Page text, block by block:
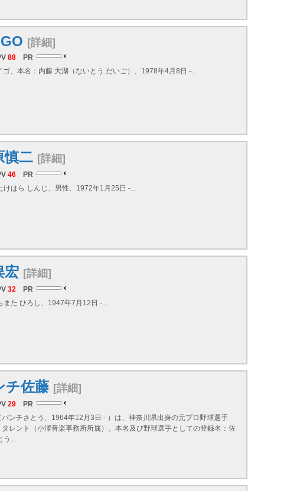
[詳細]
88
PR
ゴ、本名：内藤 大湖（ないとう だいご）、1978年4月8日 -...
慎二 [詳細]
46
PR
けはら しんじ、男性、1972年1月25日 -...
宏 [詳細]
32
PR
また ひろし、1947年7月12日 -...
チ佐藤 [詳細]
29
PR
ンチさとう、1964年12月3日 - ）は、神奈川県出身の元プロ野球選手
レント（小澤音楽事務所所属）。本名及び野球選手としての登録名：佐
う...